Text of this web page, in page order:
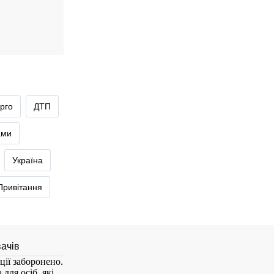
ДТП
Україна
заборонено.